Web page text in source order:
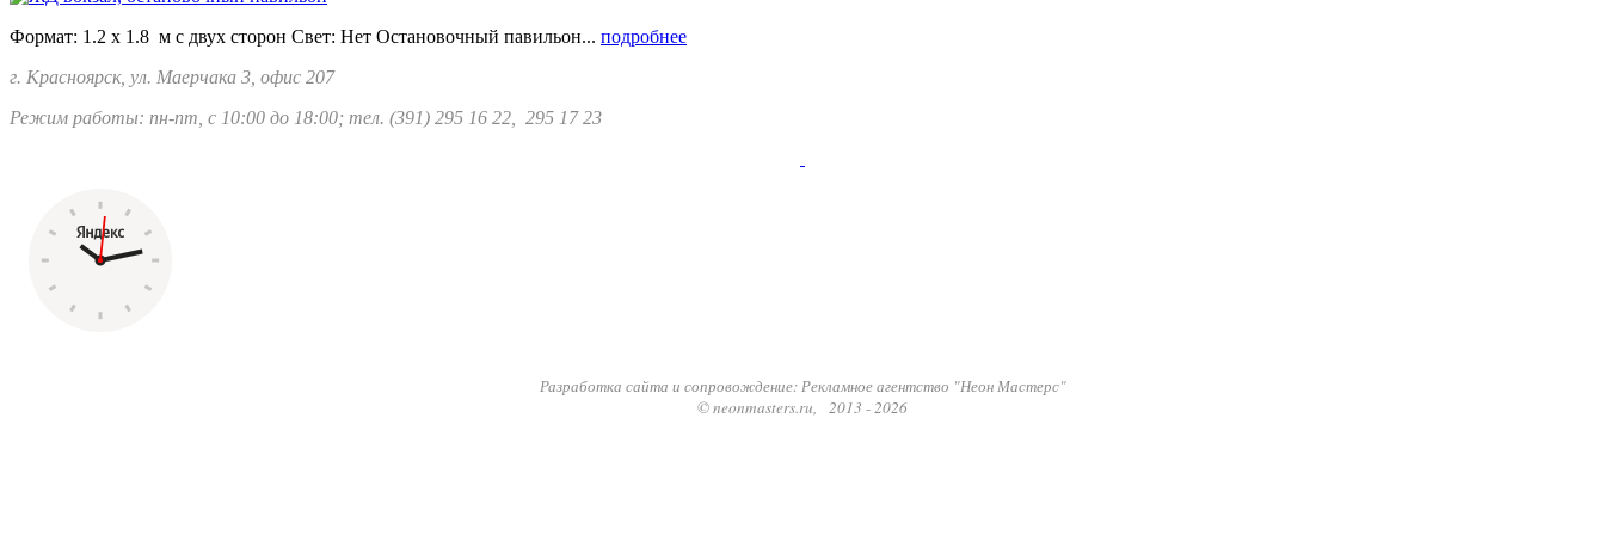
Формат: 1.2 х 1.8 м с двух сторон Свет: Нет Остановочный павильон... подробнее
г. Красноярск, ул. Маерчака 3, офис 207
Режим работы: пн-пт, с 10:00 до 18:00; тел. (391) 295 16 22, 295 17 23
Разработка сайта и сопровождение: Рекламное агентство "Неон Мастерс"
© neonmasters.ru, 2013 - 2026